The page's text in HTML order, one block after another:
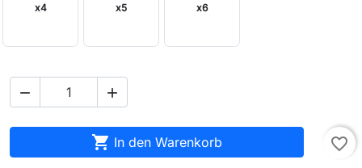
x4 x5 x6
 
 In den Warenkorb favorite_border